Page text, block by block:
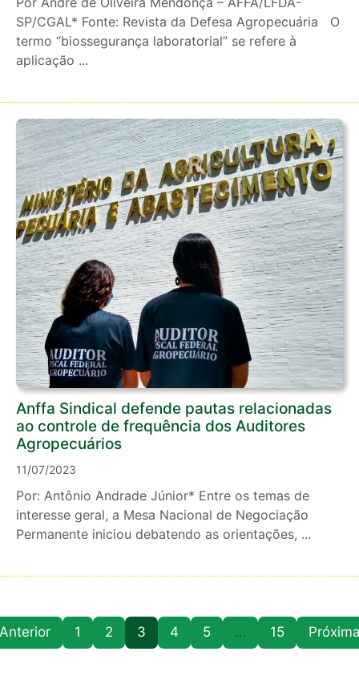
SP/CGAL* Fonte: Revista da Defesa Agropecuária O
termo “biossegurança laboratorial” se refere à
aplicação ...
Anffa Sindical defende pautas relacionadas
ao controle de frequência dos Auditores
Agropecuários
11/07/2023
Por: Antônio Andrade Júnior* Entre os temas de
interesse geral, a Mesa Nacional de Negociação
Permanente iniciou debatendo as orientações, ...
1 2 3 4 5 … 15